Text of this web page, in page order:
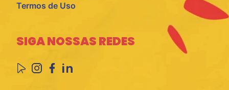
Termos de Uso
SIGA NOSSAS REDES